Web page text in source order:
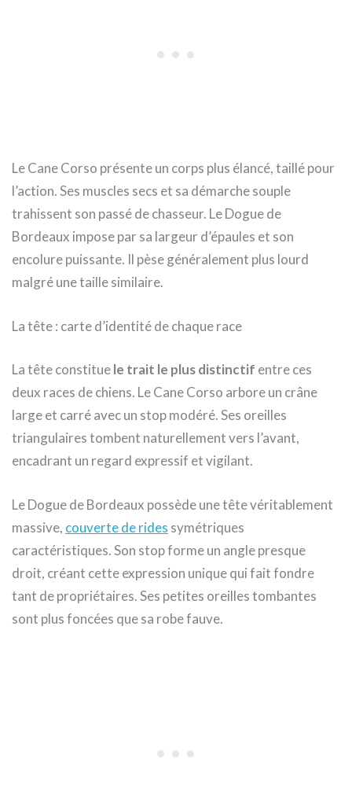
Le Cane Corso présente un corps plus élancé, taillé pour
l’action. Ses muscles secs et sa démarche souple
trahissent son passé de chasseur. Le Dogue de
Bordeaux impose par sa largeur d’épaules et son
encolure puissante. Il pèse généralement plus lourd
malgré une taille similaire.
La tête : carte d’identité de chaque race
La tête constituele trait le plus distinctif entre ces
deux races de chiens. Le Cane Corso arbore un crâne
large et carré avec un stop modéré. Ses oreilles
triangulaires tombent naturellement vers l’avant,
encadrant un regard expressif et vigilant.
Le Dogue de Bordeaux possède une tête véritablement
massive, couverte de rides symétriques
caractéristiques. Son stop forme un angle presque
droit, créant cette expression unique qui fait fondre
tant de propriétaires. Ses petites oreilles tombantes
sont plus foncées que sa robe fauve.